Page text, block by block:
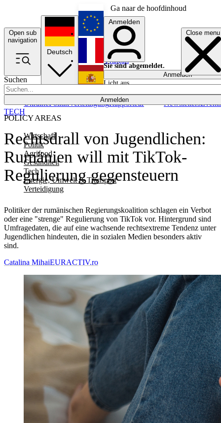
Ga naar de hoofdinhoud
Open sub
navigation
Close menu
Suchen
Anmelden
POLICY AREAS
Wirtschaft
Politik
Agrifood
Gesundheit
Tech
Energie, Umwelt & Transport
Verteidigung
UkrainePolitikVerteidigungRapporteur NewslettersEvents
Deutsch
English
Français
Anmelden
Sie sind abgemeldet.
Anmelden
Licht aus
Rechtsdrall von Jugendlichen:
Rumänien will mit TikTok-
Regulierung gegensteuern
Politiker der rumänischen Regierungskoalition schlagen ein Verbot
oder eine "strenge" Regulierung von TikTok vor. Hintergrund sind
Umfragedaten, die auf eine wachsende rechtsextreme Tendenz unter
Jugendlichen hindeuten, die in sozialen Medien besonders aktiv
sind.
TECH
Catalina MihaiEURACTIV.ro